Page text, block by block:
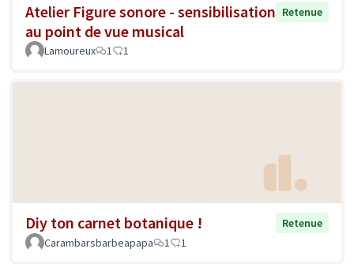
Atelier Figure sonore - sensibilisation
au point de vue musical
Retenue
Lamoureux 1 1
Diy ton carnet botanique !
Retenue
Carambarsbarbeapapa
1 1